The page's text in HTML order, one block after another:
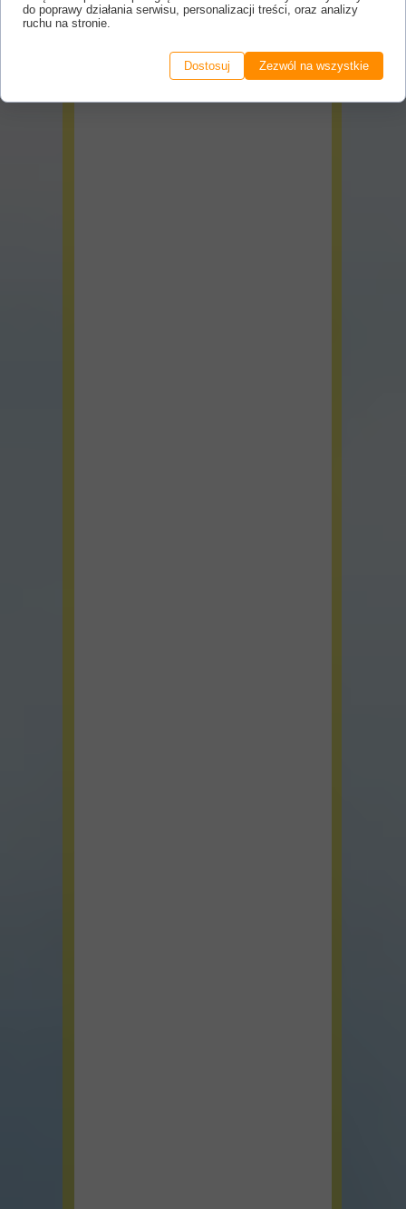
do poprawy działania serwisu, personalizacji treści, oraz analizy
ruchu na stronie.
Dostosuj Zezwól na wszystkie